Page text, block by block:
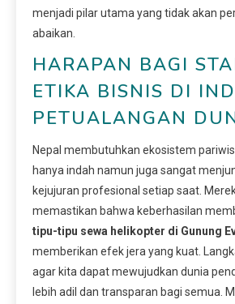
menjadi pilar utama yang tidak akan
abaikan.
HARAPAN BAGI
ETIKA BISNIS DI
PETUALANGAN
Nepal membutuhkan ekosistem
hanya indah namun juga sangat
kejujuran profesional setiap saat.
memastikan bahwa keberhasilan
tipu-tipu sewa helikopter di Gunung
memberikan efek jera yang kuat.
agar kita dapat mewujudkan dunia
lebih adil dan transparan bagi semua.